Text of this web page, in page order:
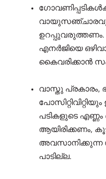
വായുസഞ്ചാരവും
ഉറപ്പുവരുത്തണം.
എനർജിയെ
കൈവരിക്കാൻ
വാസ്തു പ്രകാരം,
പടികളുടെ എണ്ണം
ആയിരിക്കണം,
അവസാനിക്കുന്ന
പാടില്ല.